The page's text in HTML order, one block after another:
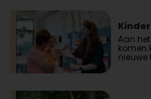
Aan
komen
nieuwe